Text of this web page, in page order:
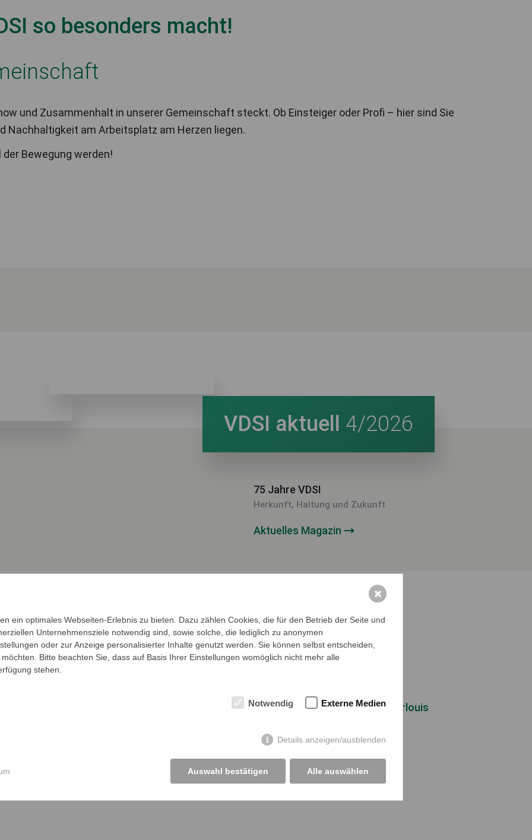
so besonders macht!
und Zusammenhalt in unserer Gemeinschaft steckt. Ob Einsteiger oder Profi – hier sind Sie
Nachhaltigkeit am Arbeitsplatz am Herzen liegen.
Bewegung werden!
VDSI aktuell 4/2026
75 Jahre VDSI
Herkunft, Haltung und Zukunft
Aktuelles Magazin
3. Fortbildung der Region Saarland in Präsenz - diesmal bei nobilia Küchen in Saarlouis
ein optimales Webseiten-Erlebnis zu bieten. Dazu zählen Cookies, die für den Betrieb der Seite und
Unternehmensziele notwendig sind, sowie solche, die lediglich zu anonymen
oder zur Anzeige personalisierter Inhalte genutzt werden. Sie können selbst entscheiden,
Bitte beachten Sie, dass auf Basis Ihrer Einstellungen womöglich nicht mehr alle
stehen.
Notwendig Externe Medien
Details anzeigen/ausblenden
Auswahl bestätigen Alle auswählen
✖